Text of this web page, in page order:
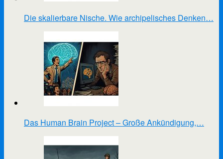
Die skalierbare Nische. Wie archipelisches Denken…
Das Human Brain Project – Große Ankündigung,…